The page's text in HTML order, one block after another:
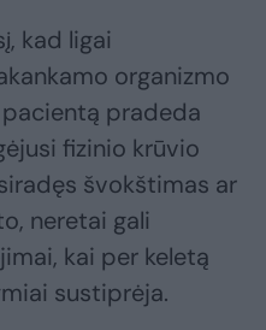
kad ligai
organizmo
pradeda
fizinio krūvio
švokštimas ar
neretai gali
kai per keletą
sustiprėja.